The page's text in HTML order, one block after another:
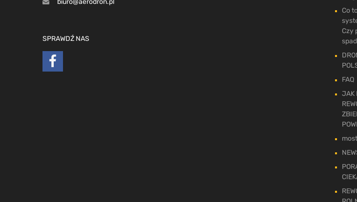
biuro@aerodron.pl
SPRAWDŹ NAS
Co
Czy
FAQ
JAK